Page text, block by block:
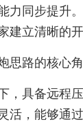
力同步提升
建立清晰的开
思路的核心
，具备远程
活，能够通